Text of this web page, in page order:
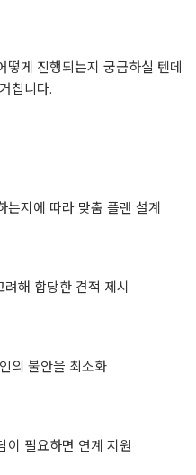
떻게 진행되는지 궁금하실 텐데
칩니다.
는지에 따라 맞춤 플랜 설계
해 합당한 견적 제시
의 불안을 최소화
이 필요하면 연계 지원